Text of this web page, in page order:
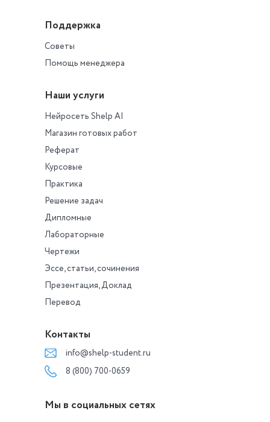
Поддержка
Советы
Помощь менеджера
Наши услуги
Нейросеть Shelp AI
Магазин готовых работ
Реферат
Курсовые
Практика
Решение задач
Дипломные
Лабораторные
Чертежи
Эссе, статьи, сочинения
Презентация, Доклад
Перевод
Контакты
info@shelp-student.ru
8 (800) 700-0659
Мы в социальных сетях